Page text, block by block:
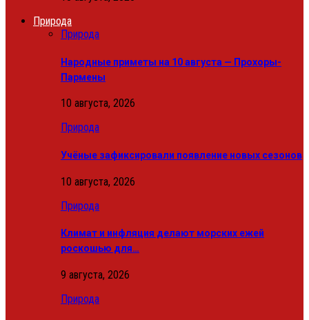
Природа
Природа
Народные приметы на 10 августа — Прохоры-
Пармены
10 августа, 2026
Природа
Учёные зафиксировали появление новых сезонов
10 августа, 2026
Природа
Климат и инфляция делают морских ежей
роскошью для…
9 августа, 2026
Природа